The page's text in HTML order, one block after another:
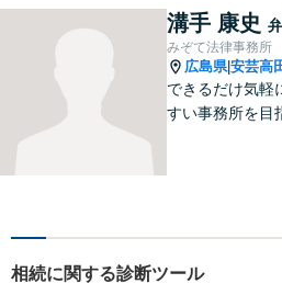
軽にご相談くだ
相談可】
溝手 康史
みぞて法律事務所
広島県|安芸高
できるだけ気軽
すい事務所を目
相続に関する診断ツール